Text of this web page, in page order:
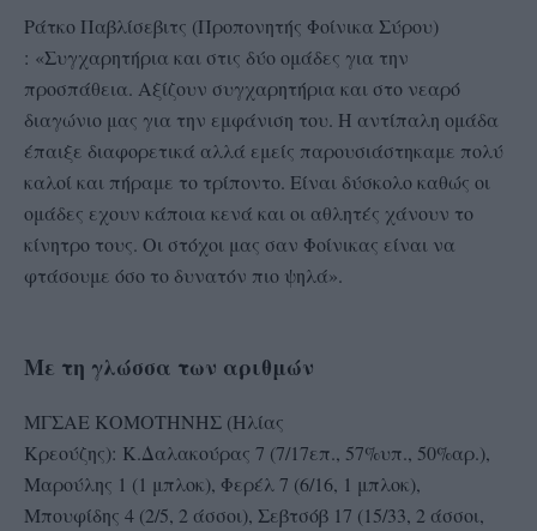
Ράτκο Παβλίσεβιτς (Προπονητής Φοίνικα Σύρου)
: «Συγχαρητήρια και στις δύο ομάδες για την
προσπάθεια. Αξίζουν συγχαρητήρια και στο νεαρό
διαγώνιο μας για την εμφάνιση του. Η αντίπαλη ομάδα
έπαιξε διαφορετικά αλλά εμείς παρουσιάστηκαμε πολύ
καλοί και πήραμε το τρίποντο. Είναι δύσκολο καθώς οι
ομάδες εχουν κάποια κενά και οι αθλητές χάνουν το
κίνητρο τους. Οι στόχοι μας σαν Φοίνικας είναι να
φτάσουμε όσο το δυνατόν πιο ψηλά».
Με τη γλώσσα των αριθμών
ΜΓΣΑΕ ΚΟΜΟΤΗΝΗΣ (Ηλίας
Κρεούζης): Κ.Δαλακούρας 7 (7/17επ., 57%υπ., 50%αρ.),
Μαρούλης 1 (1 μπλοκ), Φερέλ 7 (6/16, 1 μπλοκ),
Μπουφίδης 4 (2/5, 2 άσσοι), Σεβτσόβ 17 (15/33, 2 άσσοι,